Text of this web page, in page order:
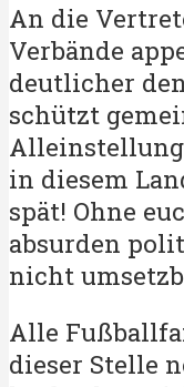
An die
Verbände
deutlicher
schützt
in diesem
spät! Ohne
absurden
nicht
Alle
dieser Stelle